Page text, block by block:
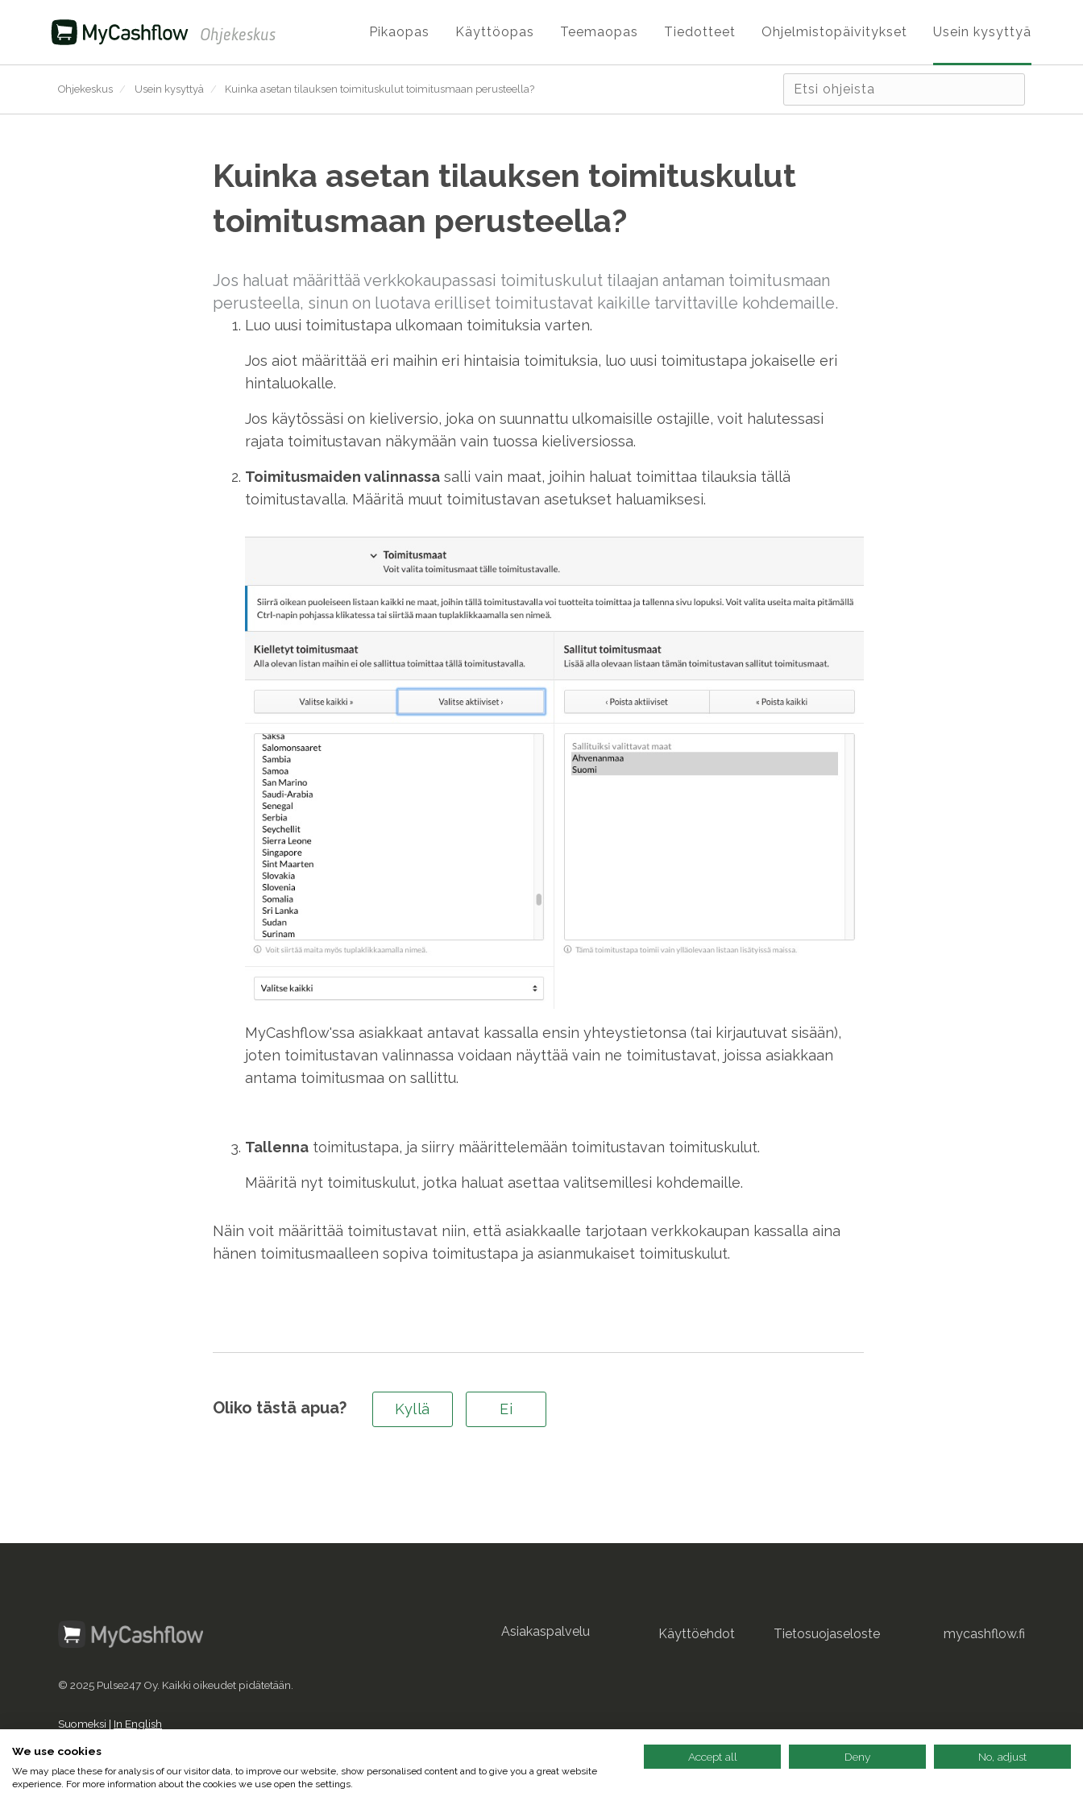
Ohjekeskus Pikaopas Käyttöopas Teemaopas Tiedotteet Ohjelmistopäivitykset Usein kysyttyä
Ohjekeskus / Usein kysyttyä / Kuinka asetan tilauksen toimituskulut toimitusmaan perusteella?
Kuinka asetan tilauksen toimituskulut
toimitusmaan perusteella?
Jos haluat määrittää verkkokaupassasi toimituskulut tilaajan antaman toimitusmaan
perusteella, sinun on luotava erilliset toimitustavat kaikille tarvittaville kohdemaille.
Luo uusi toimitustapa ulkomaan toimituksia varten.
Jos aiot määrittää eri maihin eri hintaisia toimituksia, luo uusi toimitustapa jokaiselle eri
hintaluokalle.
Jos käytössäsi on kieliversio, joka on suunnattu ulkomaisille ostajille, voit halutessasi
rajata toimitustavan näkymään vain tuossa kieliversiossa.
Toimitusmaiden valinnassa salli vain maat, joihin haluat toimittaa tilauksia tällä
toimitustavalla. Määritä muut toimitustavan asetukset haluamiksesi.
MyCashflow'ssa asiakkaat antavat kassalla ensin yhteystietonsa (tai kirjautuvat sisään),
joten toimitustavan valinnassa voidaan näyttää vain ne toimitustavat, joissa asiakkaan
antama toimitusmaa on sallittu.
Tallenna toimitustapa, ja siirry määrittelemään toimitustavan toimituskulut.
Määritä nyt toimituskulut, jotka haluat asettaa valitsemillesi kohdemaille.
Näin voit määrittää toimitustavat niin, että asiakkaalle tarjotaan verkkokaupan kassalla aina
hänen toimitusmaalleen sopiva toimitustapa ja asianmukaiset toimituskulut.
Oliko tästä apua? Kyllä Ei
Asiakaspalvelu Käyttöehdot Tietosuojaseloste mycashflow.fi
© 2025 Pulse247 Oy. Kaikki oikeudet pidätetään.
Suomeksi | In English
We use cookies
We may place these for analysis of our visitor data, to improve our website, show personalised content and to give you a great website
experience. For more information about the cookies we use open the settings.
Accept all Deny No, adjust